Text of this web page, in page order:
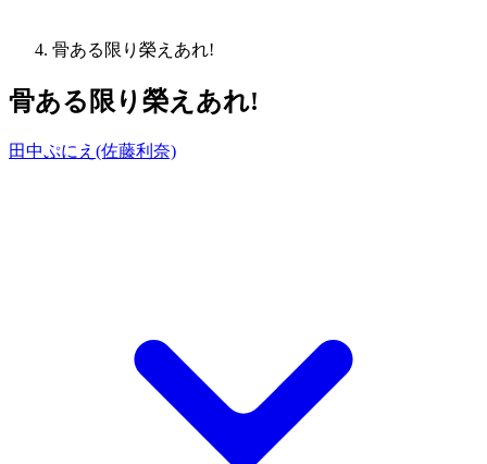
骨ある限り榮えあれ!
骨ある限り榮えあれ!
田中ぷにえ(佐藤利奈)